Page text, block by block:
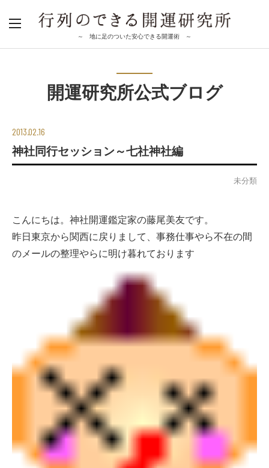
～ 地に足のついた安心できる開運術 ～
開運研究所公式ブログ
2013.02.16
神社同行セッション～七社神社編
未分類
こんにちは。神社開運鑑定家の藤尾美友です。
昨日東京から関西に戻りまして、事務仕事やら不在の間
のメールの整理やらに明け暮れております